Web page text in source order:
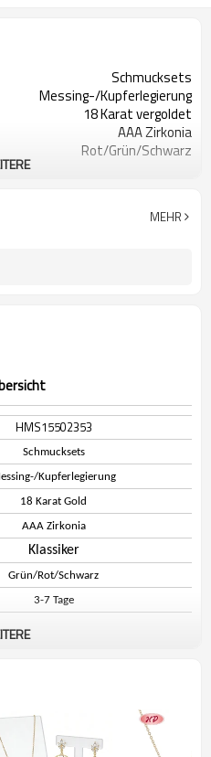
Schmucksets
Messing-/Kupferlegierung
18 Karat vergoldet
AAA Zirkonia
Rot/Grün/Schwarz
MEHR
HMS15502353
Schmucksets
Kupferlegierung
18 Karat Gold
AAA Zirkonia
Klassiker
Grün/Rot/Schwarz
3-7 Tage